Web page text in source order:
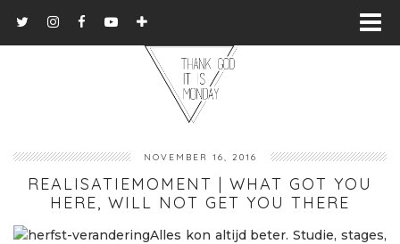
NOVEMBER 16, 2016
REALISATIEMOMENT | WHAT GOT YOU
HERE, WILL NOT GET YOU THERE
Alles kon altijd beter. Studie, stages,